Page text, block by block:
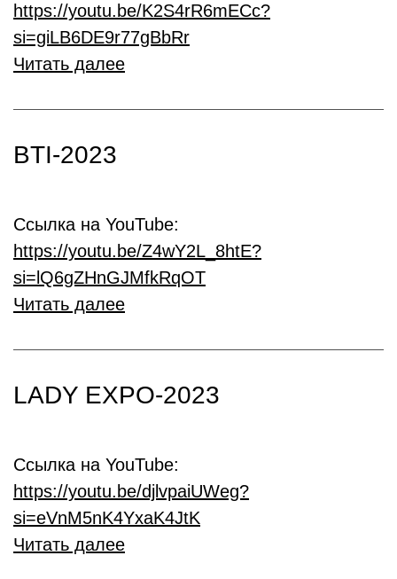
https://youtu.be/K2S4rR6mECc?
si=giLB6DE9r77gBbRr
Читать далее
BTI-2023
Ссылка на YouTube:
https://youtu.be/Z4wY2L_8htE?
si=lQ6gZHnGJMfkRqOT
Читать далее
LADY EXPO-2023
Ссылка на YouTube:
https://youtu.be/djlvpaiUWeg?
si=eVnM5nK4YxaK4JtK
Читать далее